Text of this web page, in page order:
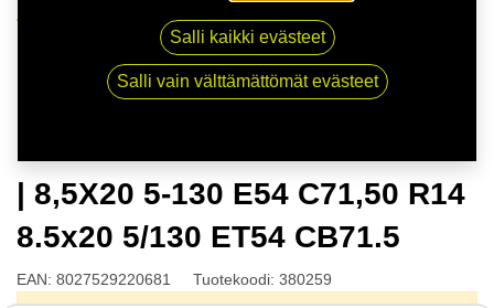
OZ ESTREMA GT HLT SAT.BLK | 8,5X20 5-130 E54
C71,50 R14 8.5x20 5/130 ET54 CB71.5
| 8,5X20 5-130 E54 C71,50 R14
8.5x20 5/130 ET54 CB71.5
EAN: 8027529220681 Tuotekoodi: 380259
Salli kaikki evästeet
Salli vain välttämättömät evästeet